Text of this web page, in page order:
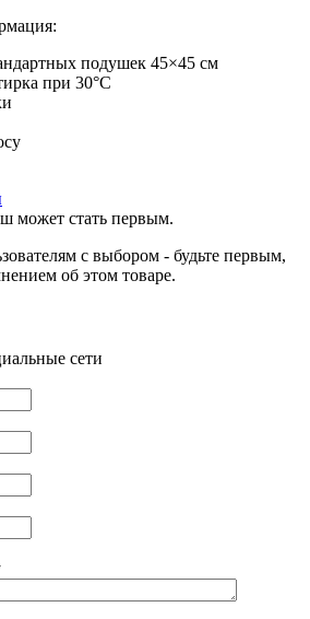
подушек 45×45 см
при 30°C
может стать первым.
с выбором - будьте первым,
об этом товаре.
сети